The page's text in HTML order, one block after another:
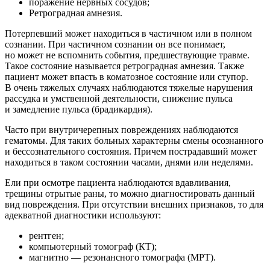
поражение нервных сосудов;
Ретроградная амнезия.
Потерпевший может находиться в частичном или в полном
сознании. При частичном сознании он все понимает,
но может не вспомнить события, предшествующие травме.
Такое состояние называется ретроградная амнезия. Также
пациент может впасть в коматозное состояние или ступор.
В очень тяжелых случаях наблюдаются тяжелые нарушения
рассудка и умственной деятельности, снижение пульса
и замедление пульса (брадикардия).
Часто при внутричерепных повреждениях наблюдаются
гематомы. Для таких больных характерны смены осознанного
и бессознательного состояния. Причем пострадавший может
находиться в таком состоянии часами, днями или неделями.
Ели при осмотре пациента наблюдаются вдавливания,
трещины отрытые раны, то можно диагностировать данный
вид повреждения. При отсутствии внешних признаков, то для
адекватной диагностики используют:
рентген;
компьютерный томограф (КТ);
магнитно — резонансного томографа (МРТ).